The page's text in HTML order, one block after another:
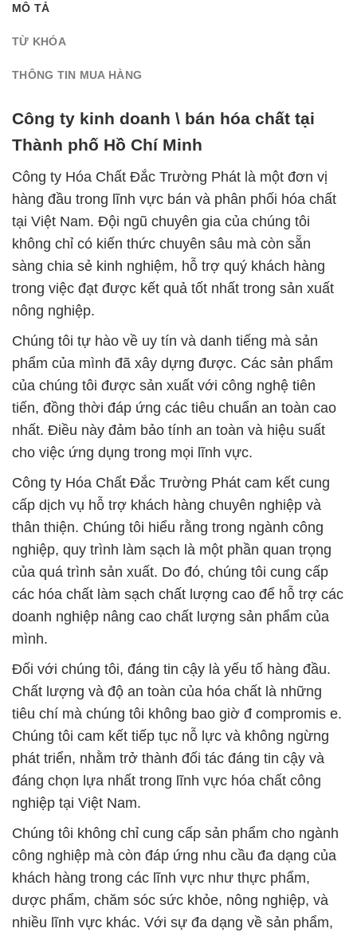
MÔ TẢ
TỪ KHÓA
THÔNG TIN MUA HÀNG
Công ty kinh doanh \ bán hóa chất tại
Thành phố Hồ Chí Minh
Công ty Hóa Chất Đắc Trường Phát là một đơn vị
hàng đầu trong lĩnh vực bán và phân phối hóa chất
tại Việt Nam. Đội ngũ chuyên gia của chúng tôi
không chỉ có kiến thức chuyên sâu mà còn sẵn
sàng chia sẻ kinh nghiệm, hỗ trợ quý khách hàng
trong việc đạt được kết quả tốt nhất trong sản xuất
nông nghiệp.
Chúng tôi tự hào về uy tín và danh tiếng mà sản
phẩm của mình đã xây dựng được. Các sản phẩm
của chúng tôi được sản xuất với công nghệ tiên
tiến, đồng thời đáp ứng các tiêu chuẩn an toàn cao
nhất. Điều này đảm bảo tính an toàn và hiệu suất
cho việc ứng dụng trong mọi lĩnh vực.
Công ty Hóa Chất Đắc Trường Phát cam kết cung
cấp dịch vụ hỗ trợ khách hàng chuyên nghiệp và
thân thiện. Chúng tôi hiểu rằng trong ngành công
nghiệp, quy trình làm sạch là một phần quan trọng
của quá trình sản xuất. Do đó, chúng tôi cung cấp
các hóa chất làm sạch chất lượng cao để hỗ trợ các
doanh nghiệp nâng cao chất lượng sản phẩm của
mình.
Đối với chúng tôi, đáng tin cậy là yếu tố hàng đầu.
Chất lượng và độ an toàn của hóa chất là những
tiêu chí mà chúng tôi không bao giờ đ compromis e.
Chúng tôi cam kết tiếp tục nỗ lực và không ngừng
phát triển, nhằm trở thành đối tác đáng tin cậy và
đáng chọn lựa nhất trong lĩnh vực hóa chất công
nghiệp tại Việt Nam.
Chúng tôi không chỉ cung cấp sản phẩm cho ngành
công nghiệp mà còn đáp ứng nhu cầu đa dạng của
khách hàng trong các lĩnh vực như thực phẩm,
dược phẩm, chăm sóc sức khỏe, nông nghiệp, và
nhiều lĩnh vực khác. Với sự đa dạng về sản phẩm,